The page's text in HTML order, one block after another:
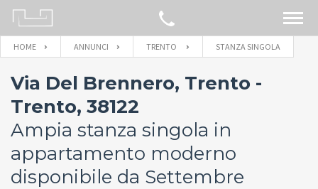
CERCA SULLA MAPPA
IMMOBILI
BLOG
CONTATTACI
HOME ANNUNCI TRENTO STANZA SINGOLA
Via Del Brennero, Trento -
Trento, 38122
Ampia stanza singola in
appartamento moderno
disponibile da Settembre